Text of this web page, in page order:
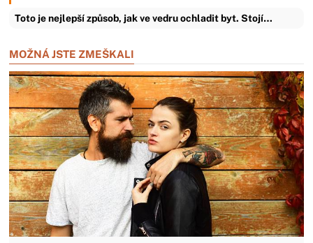
Toto je nejlepší způsob, jak ve vedru ochladit byt. Stojí…
MOŽNÁ JSTE ZMEŠKALI